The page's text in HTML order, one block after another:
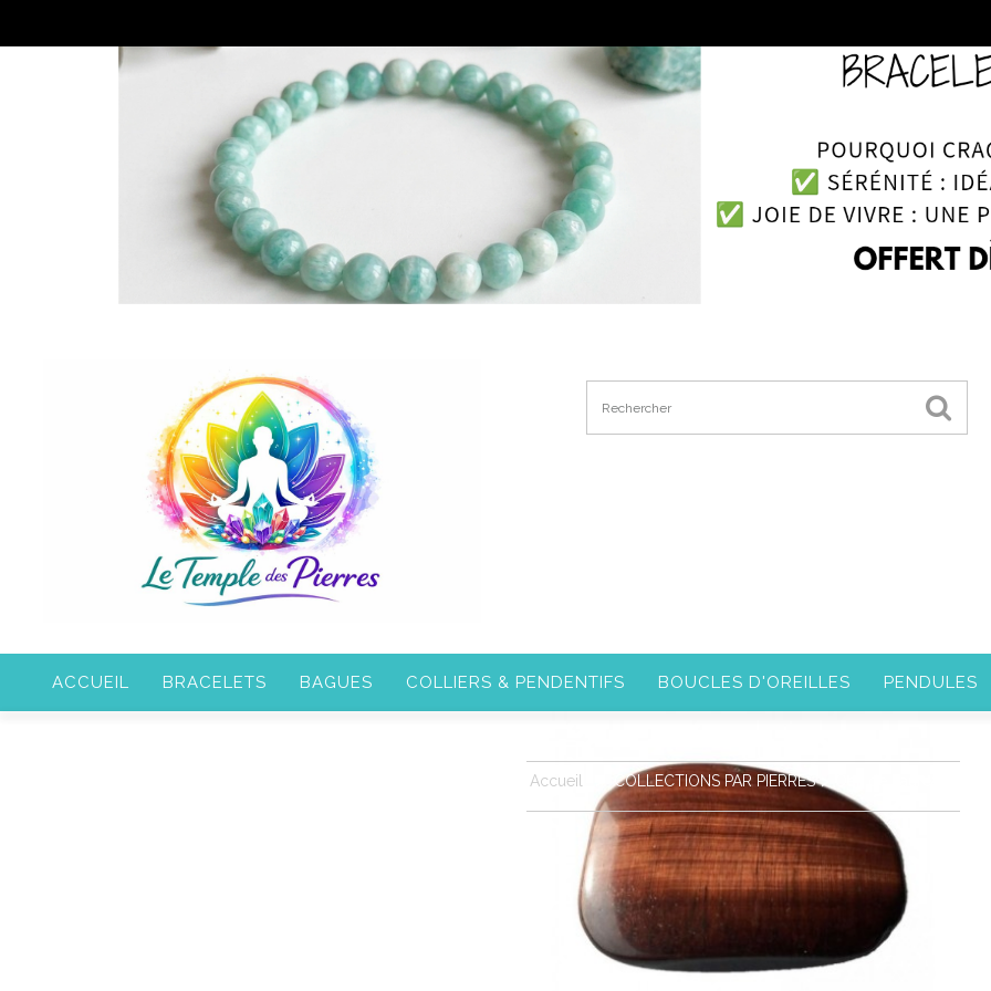
ACCUEIL BRACELETS BAGUES COLLIERS & PENDENTIFS BOUCLES D'OREILLES PENDULES
Accueil COLLECTIONS PAR PIERRES >